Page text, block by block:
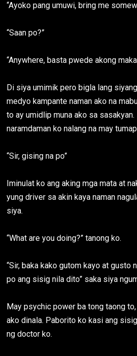
“Ayoko pang umuwi, bring me
“Saan po?”
“Anywhere, basta pwede akong
Di siya umimik pero bigla lang
medyo kampante naman ako na
to ay umidlip muna ako sa
naramdaman ko nalang na may
“Sir, gising na po”
Iminulat ko ang aking mga mata at
yung driver sa akin kaya naman
siya.
“What are you doing?” tanong ko.
“Sir, baka kako gutom kayo at gusto
po ang sisig nila dito” saka siya
May psychic power ba tong taong
ako dinala. Paborito ko kasi ang
ng doctor ko.